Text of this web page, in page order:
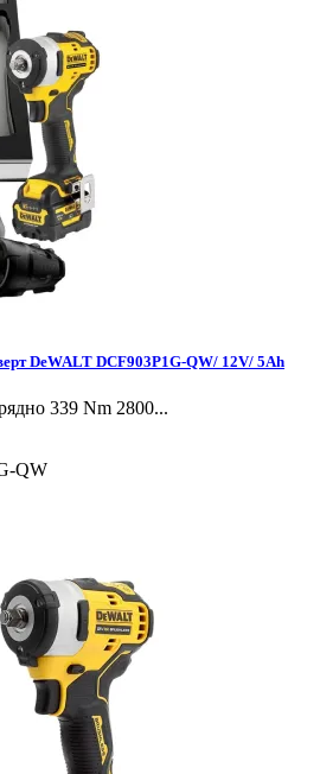
DeWALT DCF903P1G-QW/ 12V/ 5Ah
339 Nm 2800...
QW